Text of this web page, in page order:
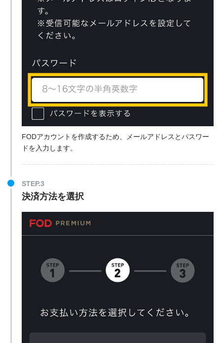
FODアカウントを作成するため、メールアドレスとパスワー
ドを入力します。
STEP.3
決済方法を選択